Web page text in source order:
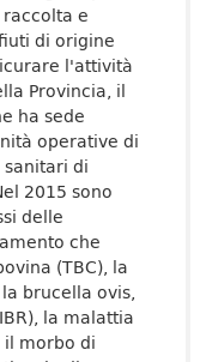
e
di origine
l'attività
Provincia, il
ha sede
operative di
di
2015 sono
delle
che
(TBC), la
brucella ovis,
la malattia
il morbo di